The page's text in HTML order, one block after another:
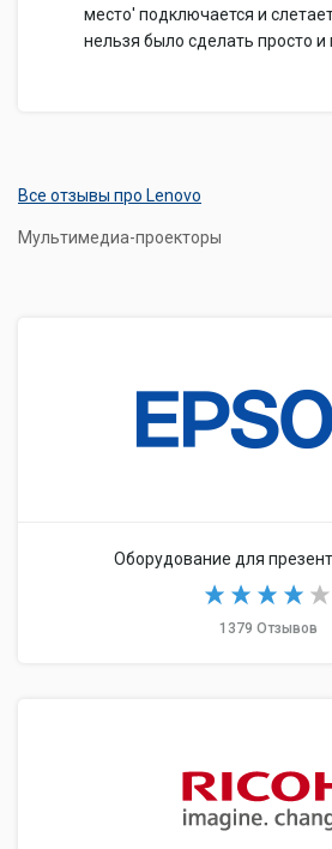
место' подключается и
нельзя было сделать просто и
Все отзывы про Lenovo
Мультимедиа-проекторы
Оборудование для
1379 Отзывов